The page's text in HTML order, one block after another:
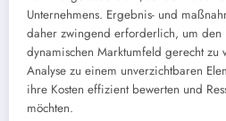
Unternehmens. Ergebnis- und
daher zwingend erforderlich, um den
dynamischen Marktumfeld gerecht
Analyse zu einem unverzichtbaren
ihre Kosten effizient bewerten und
möchten.